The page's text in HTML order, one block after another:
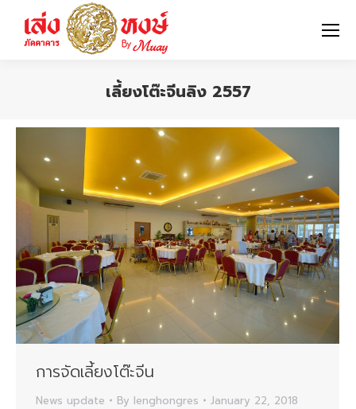
เลี้ยงโต๊ะจีนลิง 2557
การจัดเลี้ยงโต๊ะจีน
News update By lenghongres January 22, 2018